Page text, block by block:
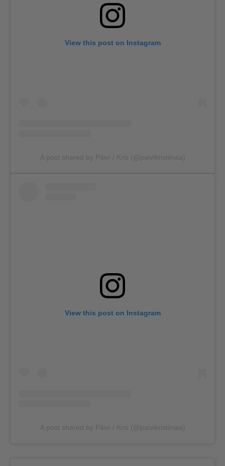
View this post on Instagram
A post shared by Päivi / Kris (@paivikristiinaa)
View this post on Instagram
A post shared by Päivi / Kris (@paivikristiinaa)